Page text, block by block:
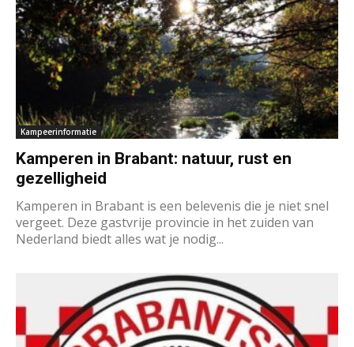
Kampeerinformatie
Kamperen in Brabant: natuur, rust en
gezelligheid
Kamperen in Brabant is een belevenis die je niet snel
vergeet. Deze gastvrije provincie in het zuiden van
Nederland biedt alles wat je nodig...